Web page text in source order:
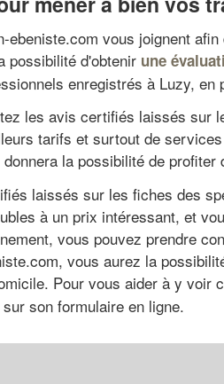
vous joignent
possibilité d'obtenir une
enregistrés à Luzy,
les avis certifiés laissés sur
tarifs et surtout de
la possibilité de profiter
laissés sur les fiches des
à un prix intéressant, et
vous pouvez prendre
vous aurez la
Pour vous aider à y
sur son formulaire en ligne.